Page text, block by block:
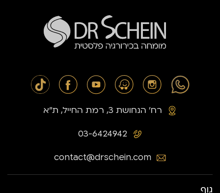
03-6424942
רח׳ הנחושת 3, רמת החייל, ת״א
contact@drschein.com
גוף